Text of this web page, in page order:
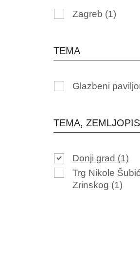
Zagreb (1)
TEMA
Glazbeni
TEMA,
Donji grad (1)
Trg Nikole
Zrinskog (1)